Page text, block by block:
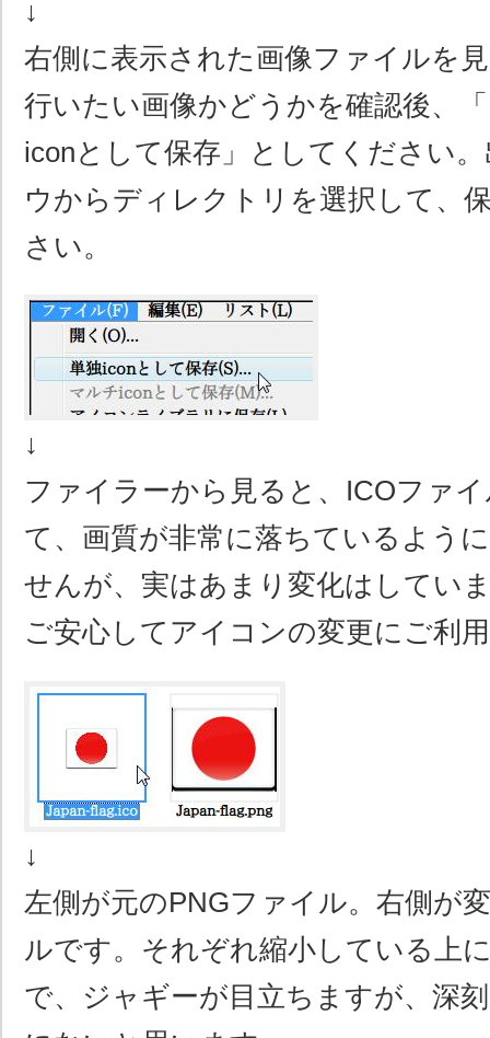
↓
右側に表示された画像ファイルを
行いたい画像かどうかを確認後、
iconとして保存」としてください
ウからディレクトリを選択して、
さい。
↓
ファイラーから見ると、ICOファ
て、画質が非常に落ちているよう
せんが、実はあまり変化はしてい
ご安心してアイコンの変更にご利
↓
左側が元のPNGファイル。右側が
ルです。それぞれ縮小している上
で、ジャギーが目立ちますが、深